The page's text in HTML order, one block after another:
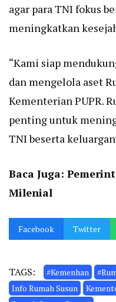
agar para TNI fokus
meningkatkan
“Kami siap
dan mengelola aset
Kementerian PUPR.
penting untuk
TNI beserta
Baca Juga:
Milenial
Facebook Twitter
TAGS: #Kemenhan
Info Rumah Susun